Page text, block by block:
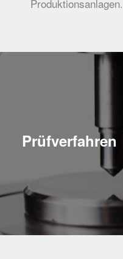
Produktionsanlagen.
Prüfverfahren